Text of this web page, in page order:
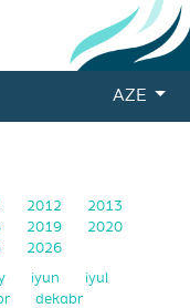
AZE
2012
2013
2019
2020
2026
iyun
iyul
dekabr